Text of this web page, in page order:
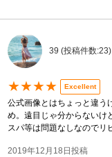
39 (投稿件数:23)
★★★★ Excellent
公式画像とはちょっと違う
め。遠目じゃ分からないけ
スパ等は問題なしなのでリ
2019年12月18日投稿